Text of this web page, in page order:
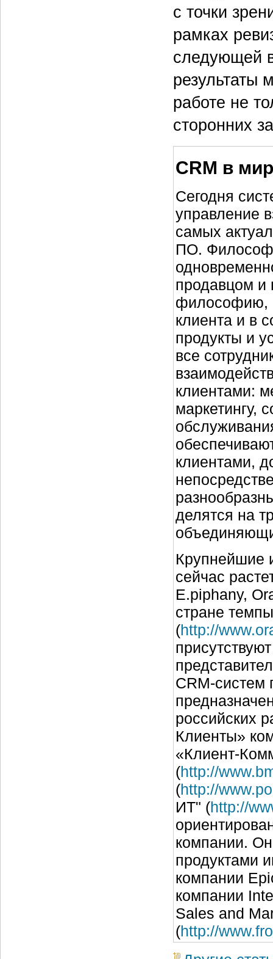
с точки
рамках
следующей
результаты
работе не
сторонних
CRM в
Сегодня
управление
самых
ПО.
продавцом и
философию,
клиента и в
продукты и
все
клиентами:
маркетингу,
клиентами,
делятся на
Крупнейшие
сейчас
E.piphany,
стране
(http://
CRM-систем
российских
Клиенты»
«Клиент-
(http://
(http://
ИТ" (http://
компании.
продуктами
компании
компании
Sales and
(http://